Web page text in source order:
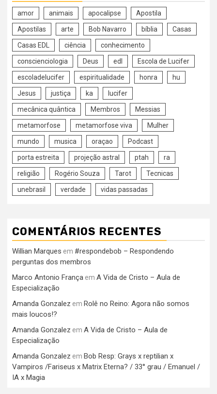
amor animais apocalipse Apostila
Apostilas arte Bob Navarro bíblia Casas
Casas EDL ciência conhecimento
conscienciologia Deus edl Escola de Lucifer
escoladelucifer espiritualidade honra hu
Jesus justiça ka lucifer
mecânica quântica Membros Messias
metamorfose metamorfose viva Mulher
mundo musica oraçao Podcast
porta estreita projeção astral ptah ra
religião Rogério Souza Tarot Tecnicas
unebrasil verdade vidas passadas
COMENTÁRIOS RECENTES
Willian Marques em #respondebob – Respondendo
perguntas dos membros
Marco Antonio França em A Vida de Cristo – Aula de
Especialização
Amanda Gonzalez em Rolê no Reino: Agora não somos
mais loucos!?
Amanda Gonzalez em A Vida de Cristo – Aula de
Especialização
Amanda Gonzalez em Bob Resp: Grays x reptilian x
Vampiros /Fariseus x Matrix Eterna? / 33° grau / Emanuel /
IA x Magia